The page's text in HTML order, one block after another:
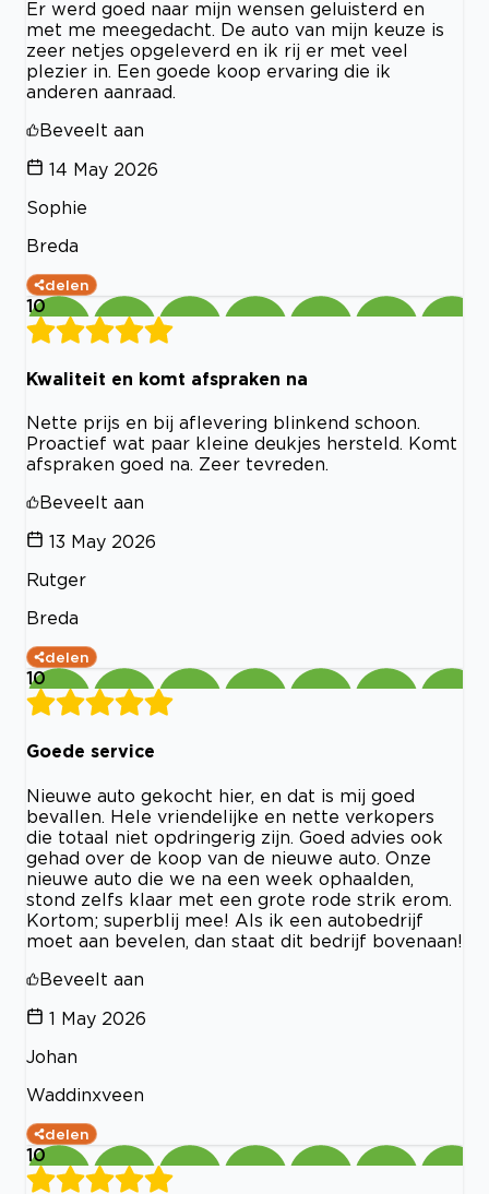
Er werd goed naar mijn wensen geluisterd en
met me meegedacht. De auto van mijn keuze is
zeer netjes opgeleverd en ik rij er met veel
plezier in. Een goede koop ervaring die ik
anderen aanraad.
Beveelt aan
14 May 2026
Sophie
Breda
delen
10
Kwaliteit en komt afspraken na
Nette prijs en bij aflevering blinkend schoon.
Proactief wat paar kleine deukjes hersteld. Komt
afspraken goed na. Zeer tevreden.
Beveelt aan
13 May 2026
Rutger
Breda
delen
10
Goede service
Nieuwe auto gekocht hier, en dat is mij goed
bevallen. Hele vriendelijke en nette verkopers
die totaal niet opdringerig zijn. Goed advies ook
gehad over de koop van de nieuwe auto. Onze
nieuwe auto die we na een week ophaalden,
stond zelfs klaar met een grote rode strik erom.
Kortom; superblij mee! Als ik een autobedrijf
moet aan bevelen, dan staat dit bedrijf bovenaan!
Beveelt aan
1 May 2026
Johan
Waddinxveen
delen
10